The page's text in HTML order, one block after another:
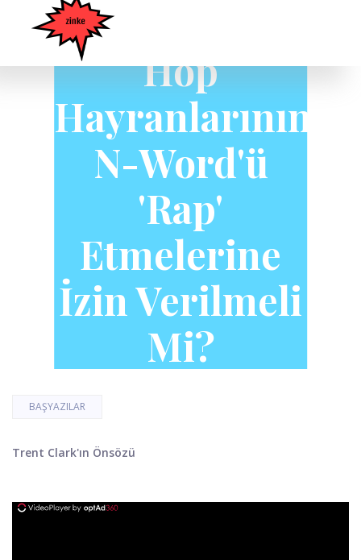
Beyaz Hip
Hop
Hayranlarının
N-Word'ü
'Rap'
Etmelerine
İzin Verilmeli
Mi?
BAŞYAZILAR
Trent Clark'ın Önsözü